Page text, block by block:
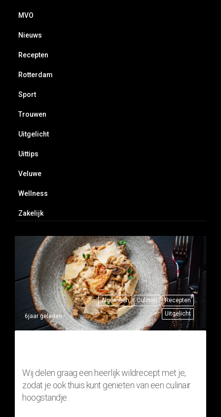
MVO
Nieuws
Recepten
Rotterdam
Sport
Trouwen
Uitgelicht
Uittips
Veluwe
Wellness
Zakelijk
Algemeen Culinair
Recepten
Uitgelicht
6jaar geleden
Wij delen graag een heerlijk wildrecept met je,
zodat je ook thuis kunt genieten van een culinair
hoogstandje.